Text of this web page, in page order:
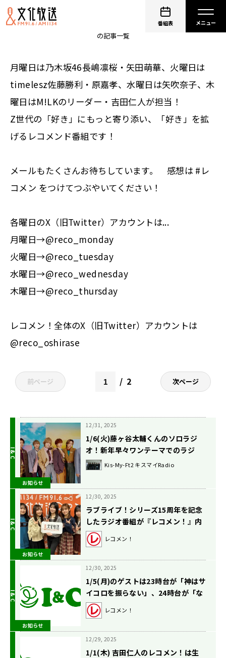
番組表
の記事一覧
月曜日は乃木坂46長嶋凛桜・矢田萌華、火曜日は
timelesz佐藤勝利・原嘉孝、水曜日は矢吹奈子、木
曜日はM!LKのリーダー・吉田仁人が担当！
Z世代の「好き」にもっと寄り添い、「好き」を拡
げるレコメンド番組です！
メールもたくさんお待ちしています。 感想は #レ
コメン をつけてつぶやいてください！
各曜日のX（旧Twitter）アカウントは...
月曜日→@reco_monday
火曜日→@reco_tuesday
水曜日→@reco_wednesday
木曜日→@reco_thursday
レコメン！全体のX（旧Twitter）アカウントは
@reco_oshirase
前ページ 2 次ページ
お知らせ
12/31, 2025
1/6(火)藤ヶ谷太輔くんのソロラジ
オ！新年早々ワンテーマでのラジ
オ？ Kis-My-Ft2 キスマイRadio
お知らせ
12/30, 2025
ラブライブ！シリーズ15周年を記念
したラジオ番組が『レコメン！』内
でスタート決定！
レコメン！
お知らせ
12/30, 2025
1/5(月)のゲストは23時台が「神はサ
イコロを振らない」、24時台が「な
きごと」！【駒木根葵汰のレコメ
ン！】
レコメン！
12/29, 2025
1/1(木) 吉田仁人のレコメン！は生